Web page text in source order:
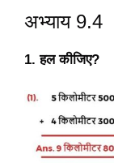
अभ्याय 9.4
1. हल कीजिए?